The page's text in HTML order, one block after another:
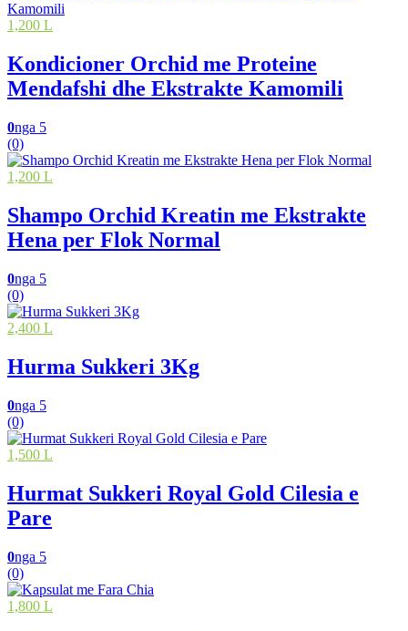
1,200 L
Kondicioner Orchid me Proteine
Mendafshi dhe Ekstrakte Kamomili
0nga 5
(0)
1,200 L
Shampo Orchid Kreatin me Ekstrakte
Hena per Flok Normal
0nga 5
(0)
2,400 L
Hurma Sukkeri 3Kg
0nga 5
(0)
1,500 L
Hurmat Sukkeri Royal Gold Cilesia e
Pare
0nga 5
(0)
1,800 L